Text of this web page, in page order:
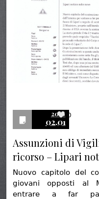
2016
02.01
0
Assunzioni di
ricorso – Lipari
Nuovo capitolo del
giovani opposti al
entrare a far